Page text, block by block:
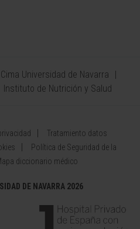
Cima Universidad de Navarra
Instituto de Nutrición y Salud
Tratamiento datos
Política de Seguridad de la
diccionario médico
DE NAVARRA 2026